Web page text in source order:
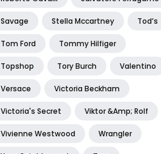
Savage Stella Mccartney Tod’s
Tom Ford Tommy Hilfiger
Topshop Tory Burch Valentino
Versace Victoria Beckham
Victoria's Secret Viktor &amp; Rolf
Vivienne Westwood Wrangler